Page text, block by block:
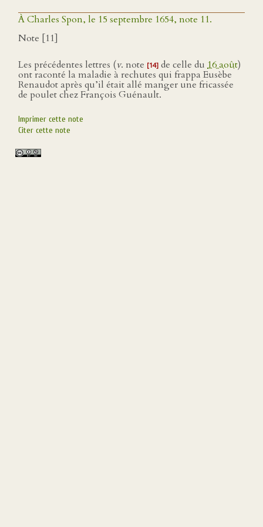
À Charles Spon, le 15 septembre 1654, note 11.
Note [11]
Les précédentes lettres (v. note [14] de celle du 16 août)
ont raconté la maladie à rechutes qui frappa Eusèbe
Renaudot après qu’il était allé manger une fricassée
de poulet chez François Guénault.
Imprimer cette note
Citer cette note